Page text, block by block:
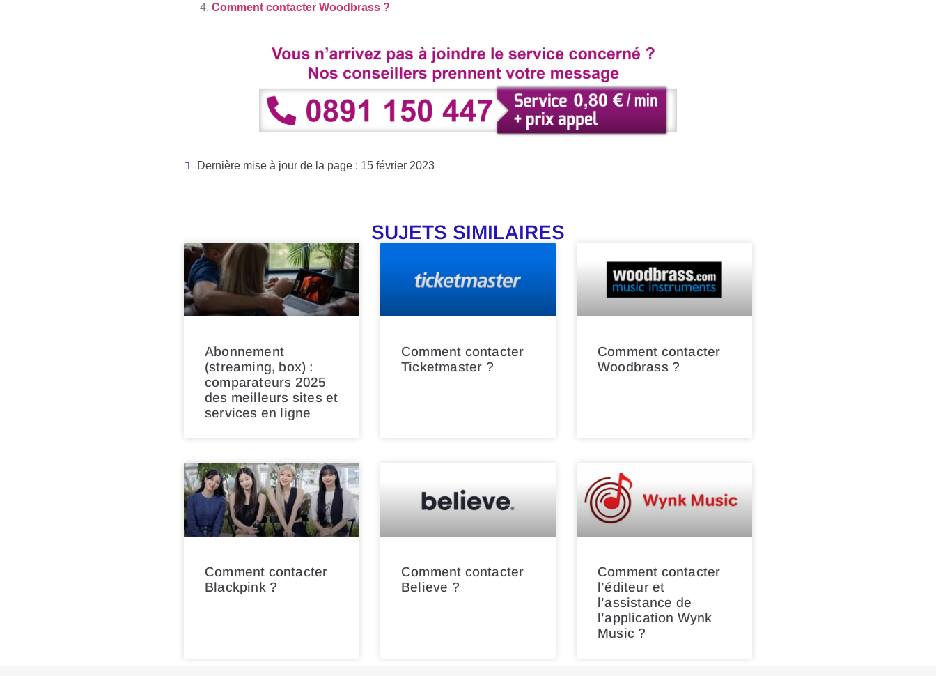
Comment contacter Woodbrass ?
Dernière mise à jour de la page : 15 février 2023
SUJETS SIMILAIRES
Abonnement
(streaming, box) :
comparateurs 2025
des meilleurs sites et
services en ligne
Comment contacter
Ticketmaster ?
Comment contacter
Woodbrass ?
Comment contacter
Blackpink ?
Comment contacter
Believe ?
Comment contacter
l’éditeur et
l’assistance de
l’application Wynk
Music ?